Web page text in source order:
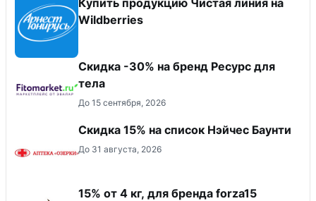
Wildberries
Скидка -30% на бренд Ресурс для
тела
До 15 сентября, 2026
Скидка 15% на список Нэйчес Баунти
До 31 августа, 2026
15% от 4 кг, для бренда forza15